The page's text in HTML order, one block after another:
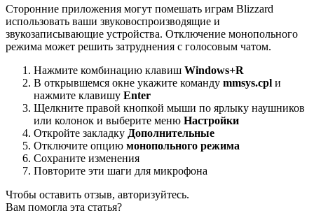
Сторонние приложения могут помешать играм Blizzard
использовать ваши звуковоспроизводящие и
звукозаписывающие устройства. Отключение монопольного
режима может решить затруднения с голосовым чатом.
Нажмите комбинацию клавиш Windows+R
В открывшемся окне укажите команду mmsys.cpl и
нажмите клавишу Enter
Щелкните правой кнопкой мыши по ярлыку наушников
или колонок и выберите меню Настройки
Откройте закладку Дополнительные
Отключите опцию монопольного режима
Сохраните изменения
Повторите эти шаги для микрофона
Чтобы оставить отзыв, авторизуйтесь.
Вам помогла эта статья?